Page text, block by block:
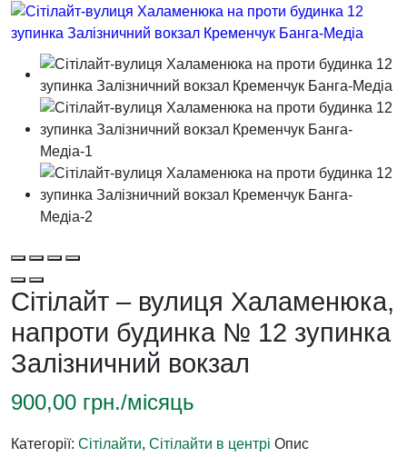
Сітілайт – вулиця Халаменюка,
напроти будинка № 12 зупинка
Залізничний вокзал
900,00 грн./місяць
Категорії: Сітілайти, Сітілайти в центрі Опис